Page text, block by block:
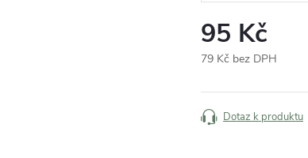
95 Kč
79 Kč bez DPH
cena:
Dotaz k produktu